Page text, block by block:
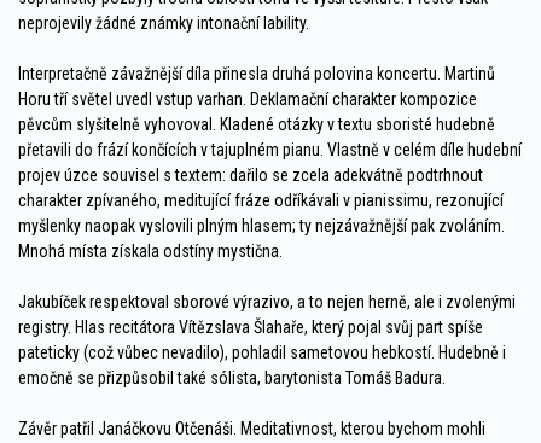
neprojevily žádné známky intonační lability.
Interpretačně závažnější díla přinesla druhá polovina koncertu. Martinů
Horu tří světel uvedl vstup varhan. Deklamační charakter kompozice
pěvcům slyšitelně vyhovoval. Kladené otázky v textu sboristé hudebně
přetavili do frází končících v tajuplném pianu. Vlastně v celém díle hudební
projev úzce souvisel s textem: dařilo se zcela adekvátně podtrhnout
charakter zpívaného, meditující fráze odříkávali v pianissimu, rezonující
myšlenky naopak vyslovili plným hlasem; ty nejzávažnější pak zvoláním.
Mnohá místa získala odstíny mystična.
Jakubíček respektoval sborové výrazivo, a to nejen herně, ale i zvolenými
registry. Hlas recitátora Vítězslava Šlahaře, který pojal svůj part spíše
pateticky (což vůbec nevadilo), pohladil sametovou hebkostí. Hudebně i
emočně se přizpůsobil také sólista, barytonista Tomáš Badura.
Závěr patřil Janáčkovu Otčenáši. Meditativnost, kterou bychom mohli